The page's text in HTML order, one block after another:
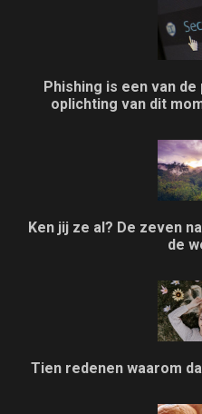
Phishing is een van
oplichting van dit
Ken jij ze al? De zeven
de
Tien redenen waarom